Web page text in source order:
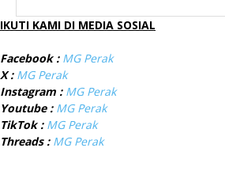
IKUTI KAMI DI MEDIA SOSIAL
Facebook : MG Perak
X : MG Perak
Instagram : MG Perak
Youtube : MG Perak
TikTok : MG Perak
Threads : MG Perak